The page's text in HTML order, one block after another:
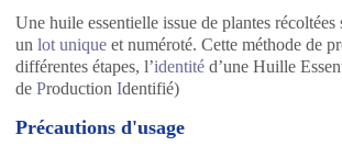
Une huile essentielle issue de plantes récoltées
un lot uniqueet numéroté. Cette méthode de
différentes étapes, l’identitéd’une Huille
de Production Identifié)
Précautions d'usage